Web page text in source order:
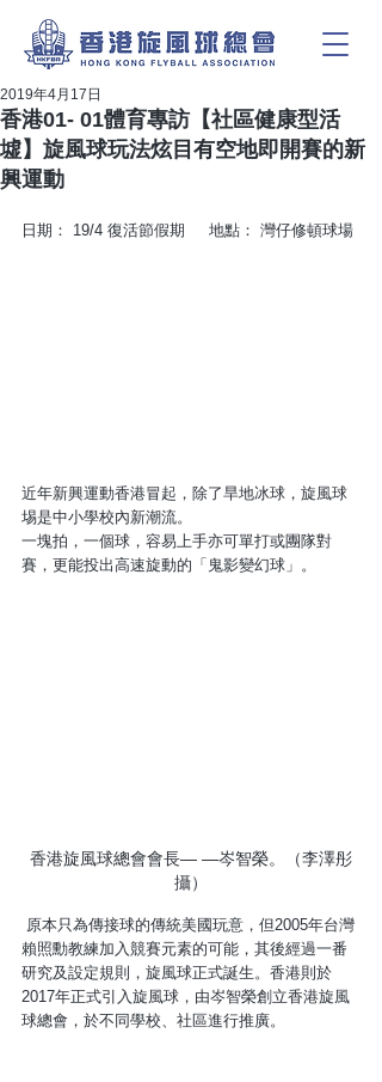
香港01- 01體育專訪【社區健康型活
墟】旋風球玩法炫目有空地即開賽的新
興運動
2019年4月17日
日期： 19/4 復活節假期     地點： 灣仔修頓球場
近年新興運動香港冒起，除了旱地冰球，旋風球
埸是中小學校內新潮流。
一塊拍，一個球，容易上手亦可單打或團隊對
賽，更能投出高速旋動的「鬼影變幻球」。
香港旋風球總會會長— —岑智榮。（李澤彤
攝）
賴照勳教練加入競賽元素的可能，其後經過一番
研究及設定規則，旋風球正式誕生。香港則於
2017年正式引入旋風球，由岑智榮創立香港旋風
球總會，於不同學校、社區進行推廣。